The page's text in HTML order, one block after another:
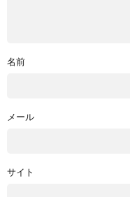
名前
メール
サイト